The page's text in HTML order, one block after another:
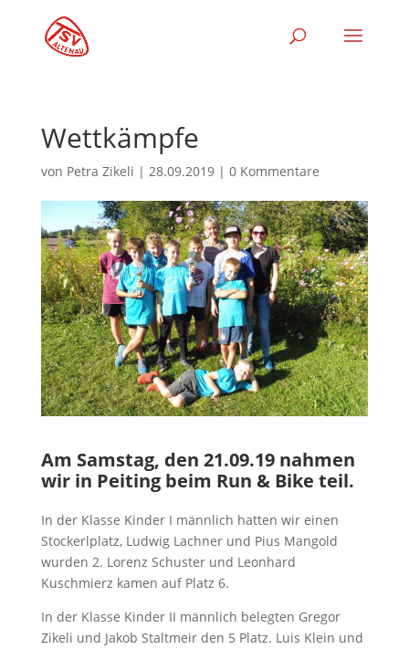
Wettkämpfe
von Petra Zikeli | 28.09.2019| 0 Kommentare
Am Samstag, den 21.09.19 nahmen
wir in Peiting beim Run & Bike teil.
In der Klasse Kinder I männlich hatten wir einen
Stockerlplatz, Ludwig Lachner und Pius Mangold
wurden 2. Lorenz Schuster und Leonhard
Kuschmierz kamen auf Platz 6.
In der Klasse Kinder II männlich belegten Gregor
Zikeli und Jakob Staltmeir den 5 Platz. Luis Klein und